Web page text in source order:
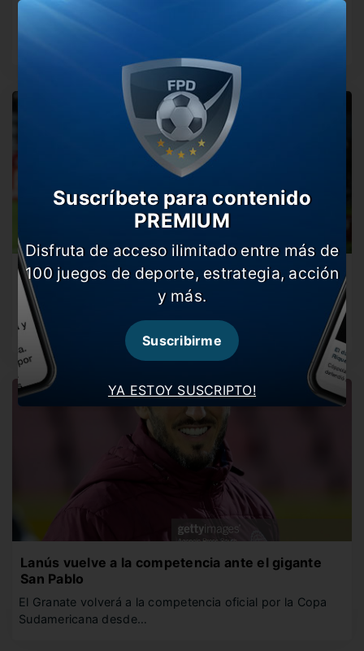
en la Sudamericana
Defensa y Justicia buscará revancha en la
Sudamericana
El equipo de Hernán Crespo hará su debut esta noche en
el…
Lanús vuelve a la competencia ante el gigante
San Pablo
El Granate volverá a la competencia oficial por la Copa
Sudamericana desde…
YA ESTOY SUSCRIPTO!
Suscríbete para contenido
PREMIUM
Disfruta de acceso ilimitado entre más de
100 juegos de deporte, estrategia, acción
y más.
Suscribirme